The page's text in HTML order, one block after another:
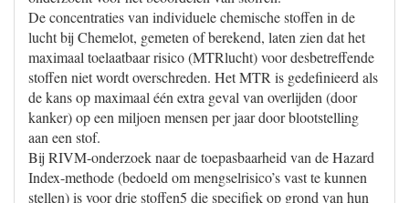
De concentraties van individuele chemische stoffen in de
lucht bij Chemelot, gemeten of berekend, laten zien dat het
maximaal toelaatbaar risico (MTRlucht) voor desbetreffende
stoffen niet wordt overschreden. Het MTR is gedefinieerd als
de kans op maximaal één extra geval van overlijden (door
kanker) op een miljoen mensen per jaar door blootstelling
aan een stof.
Bij RIVM-onderzoek naar de toepasbaarheid van de Hazard
Index-methode (bedoeld om mengselrisico’s vast te kunnen
stellen) is voor drie stoffen5 die specifiek op grond van hun